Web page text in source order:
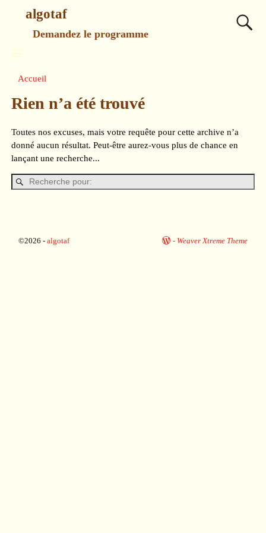
algotaf
Demandez le programme
Accueil
Rien n’a été trouvé
Toutes nos excuses, mais votre requête pour cette archive n’a
donné aucun résultat. Peut-être aurez-vous plus de chance en
lançant une recherche...
©2026 - algotaf - Weaver Xtreme Theme